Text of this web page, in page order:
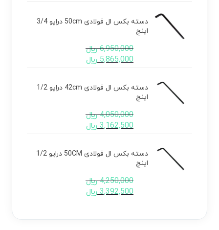
دسته بکس ال فولادی 50cm درایو 3/4
اینچ
6,950,000 ﷼
5,865,000 ﷼
دسته بکس ال فولادی 42cm درایو 1/2
اینچ
4,050,000 ﷼
3,162,500 ﷼
دسته بکس ال فولادی 50CM درایو 1/2
اینچ
4,250,000 ﷼
3,392,500 ﷼